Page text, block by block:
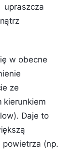
upraszcza
w obecne
ze
kierunkiem
Daje to
powietrza (np.